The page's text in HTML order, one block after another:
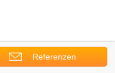
Referenzen